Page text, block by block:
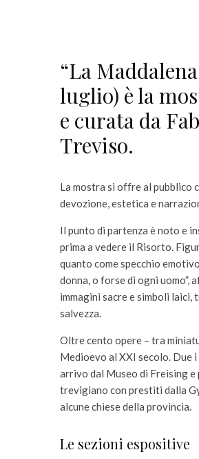
“La
luglio) è la
e curata da
Treviso.
La mostra si offre al pubblico
devozione, estetica e
Il punto di partenza è noto e
prima a vedere il Risorto.
quanto come specchio
donna, o forse di ogni uomo”,
immagini sacre e simboli
salvezza.
Oltre cento opere – tra
Medioevo al XXI secolo. Due
arrivo dal Museo di Freising
trevigiano con prestiti dalla
alcune chiese della provincia.
Le sezioni espositive